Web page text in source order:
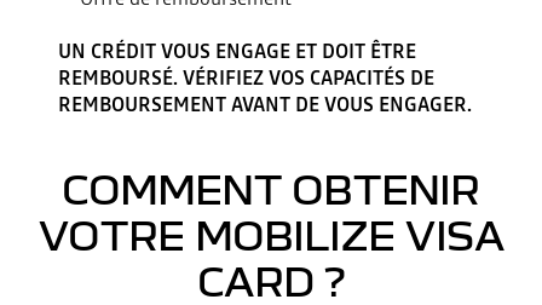
UN CRÉDIT VOUS ENGAGE ET DOIT ÊTRE
REMBOURSÉ. VÉRIFIEZ VOS CAPACITÉS DE
REMBOURSEMENT AVANT DE VOUS ENGAGER.
COMMENT OBTENIR
VOTRE MOBILIZE VISA
CARD ?